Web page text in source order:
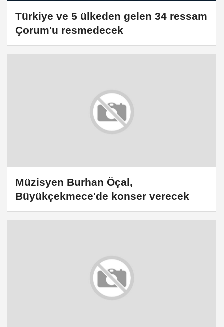
Türkiye ve 5 ülkeden gelen 34 ressam
Çorum'u resmedecek
Müzisyen Burhan Öçal,
Büyükçekmece'de konser verecek